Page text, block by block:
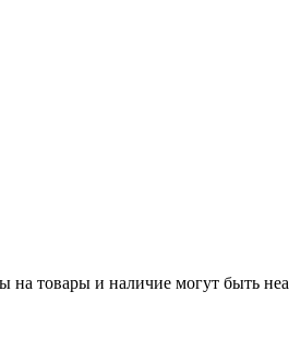
на товары и наличие могут быть